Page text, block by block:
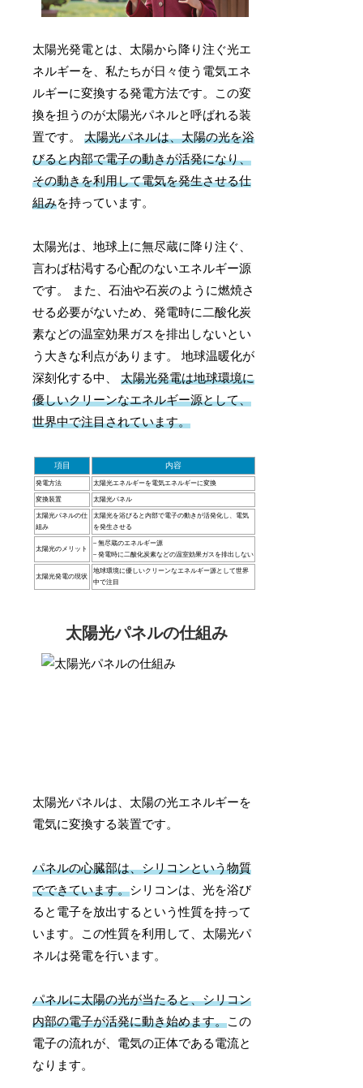
太陽光発電とは、太陽から降り注ぐ光エ
ネルギーを、私たちが日々使う電気エネ
ルギーに変換する発電方法です。この変
換を担うのが太陽光パネルと呼ばれる装
置です。太陽光パネルは、太陽の光を浴
びると内部で電子の動きが活発になり、
その動きを利用して電気を発生させる仕
組みを持っています。
太陽光は、地球上に無尽蔵に降り注ぐ、
言わば枯渇する心配のないエネルギー源
です。 また、石油や石炭のように燃焼さ
せる必要がないため、発電時に二酸化炭
素などの温室効果ガスを排出しないとい
う大きな利点があります。 地球温暖化が
深刻化する中、太陽光発電は地球環境に
優しいクリーンなエネルギー源として、
世界中で注目されています。
項目 内容
発電方法 太陽光エネルギーを電気エネルギーに変換
変換装置 太陽光パネル
太陽光パネルの仕
組み
太陽光を浴びると内部で電子の動きが活発化し、電気
を発生させる
太陽光のメリット
– 無尽蔵のエネルギー源
– 発電時に二酸化炭素などの温室効果ガスを排出しない
太陽光発電の現状
地球環境に優しいクリーンなエネルギー源として世界
中で注目
太陽光パネルの仕組み
太陽光パネルは、太陽の光エネルギーを
電気に変換する装置です。
パネルの心臓部は、シリコンという物質
でできています。シリコンは、光を浴び
ると電子を放出するという性質を持って
います。この性質を利用して、太陽光パ
ネルは発電を行います。
パネルに太陽の光が当たると、シリコン
内部の電子が活発に動き始めます。この
電子の流れが、電気の正体である電流と
なります。